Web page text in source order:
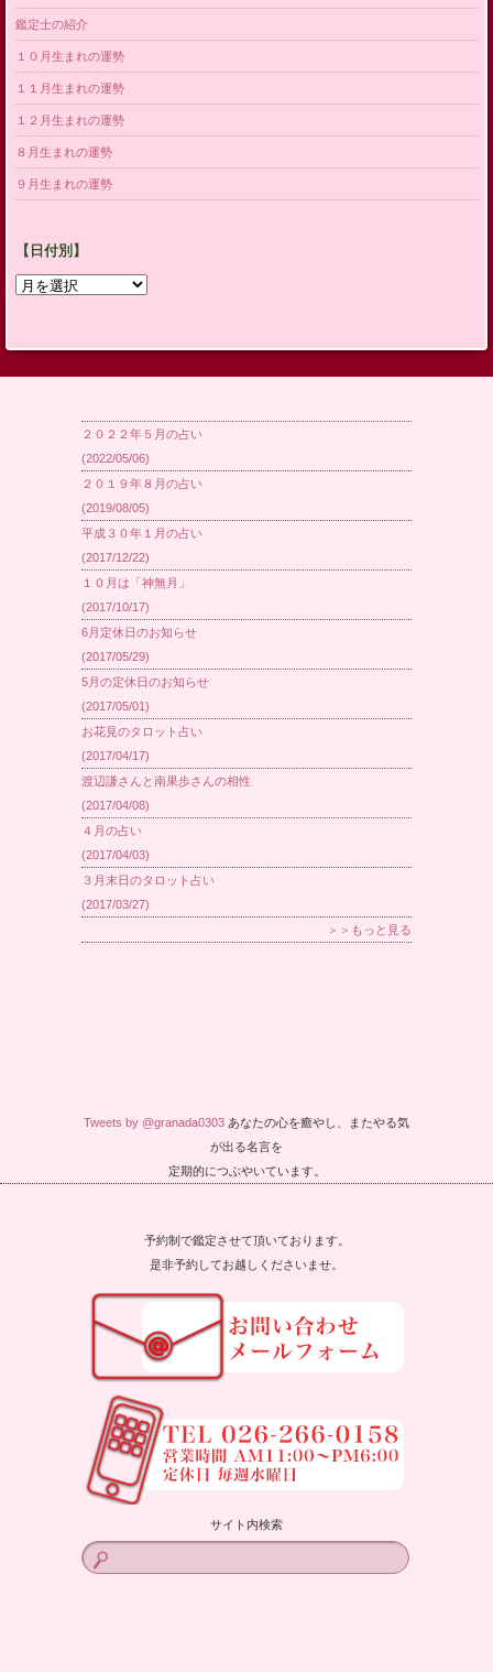
鑑定士の紹介
１０月生まれの運勢
１１月生まれの運勢
１２月生まれの運勢
８月生まれの運勢
９月生まれの運勢
【日付別】
【日
２０２２年５月の占い
(2022/05/06)
２０１９年８月の占い
(2019/08/05)
平成３０年１月の占い
(2017/12/22)
１０月は「神無月」
(2017/10/17)
6月定休日のお知らせ
(2017/05/29)
5月の定休日のお知らせ
(2017/05/01)
お花見のタロット占い
(2017/04/17)
渡辺謙さんと南果歩さんの相性
(2017/04/08)
４月の占い
(2017/04/03)
３月末日のタロット占い
(2017/03/27)
＞＞もっと見る
Tweets by @granada0303 あなたの心を癒やし、またやる気
が出る名言を
定期的につぶやいています。
予約制で鑑定させて頂いております。
是非予約してお越しくださいませ。
サイト内検索